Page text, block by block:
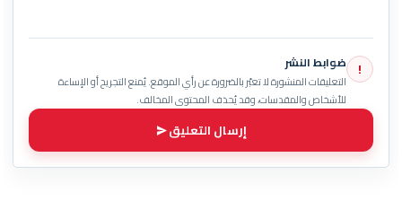
! ضوابط النشر
التعليقات المنشورة لا تعبّر بالضرورة عن رأي الموقع. يُمنع التجريح أو الإساءة
للأشخاص والمقدسات، وقد يُحذف المحتوى المخالف.
إرسال التعليق